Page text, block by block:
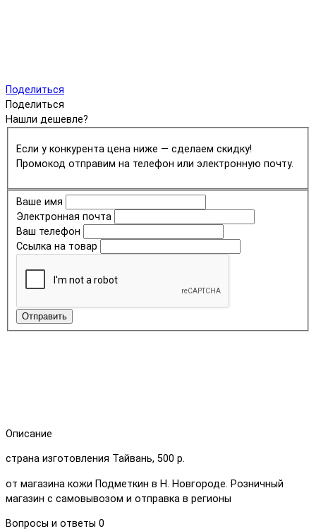
Поделиться
Поделиться
Нашли дешевле?
Если у конкурента цена ниже — сделаем скидку!
Промокод отправим на телефон или электронную почту.
Ваше имя
Электронная почта
Ваш телефон
Ссылка на товар
Отправить
Описание
страна изготовления Тайвань, 500 р.
от магазина кожи Подметкин в Н. Новгороде. Розничный
магазин с самовывозом и отправка в регионы
Вопросы и ответы 0